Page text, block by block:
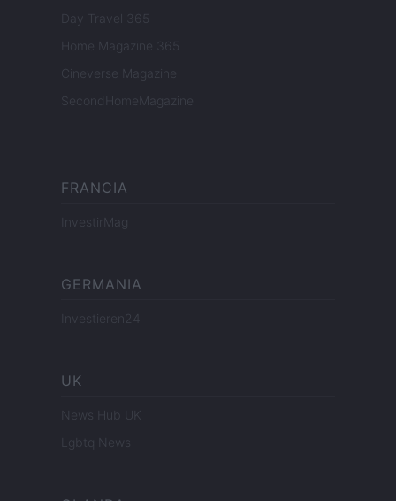
Day Travel 365
Home Magazine 365
Cineverse Magazine
SecondHomeMagazine
FRANCIA
InvestirMag
GERMANIA
Investieren24
UK
News Hub UK
Lgbtq News